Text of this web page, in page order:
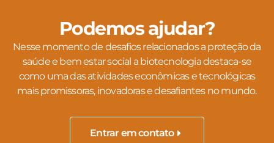
Podemos ajudar?
Nesse momento de desafios relacionados a proteção da
saúde e bem estar social a biotecnologia destaca-se
como uma das atividades econômicas e tecnológicas
mais promissoras, inovadoras e desafiantes no mundo.
Entrar em contato